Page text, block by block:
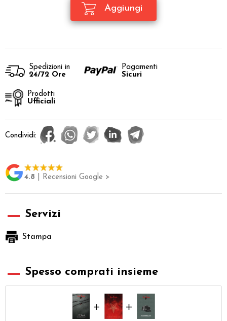
Spedizioni in
24/72 Ore
Pagamenti
Sicuri
Prodotti
Ufficiali
Condividi:
4.8 | Recensioni Google >
Servizi
Stampa
Spesso comprati insieme